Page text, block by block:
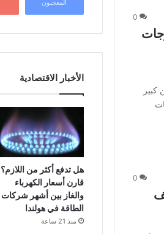
0
كبير
0
المعجبون
الأخبار الاقتصادية
هل تدفع أكثر من اللازم؟
قارن أسعار الكهرباء
والغاز بين أشهر شركات
الطاقة في هولندا
منذ 21 ساعة